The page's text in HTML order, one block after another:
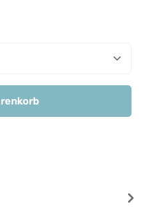
gewünschten Wert ein